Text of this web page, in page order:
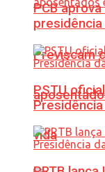
Previscam
vida
PCB
presidência
PSTU